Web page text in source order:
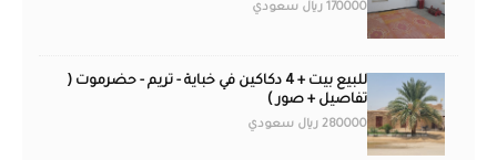
170000 ريال سعودي
للبيع بيت + 4 دكاكين في خباية - تريم - حضرموت (
تفاصيل + صور )
280000 ريال سعودي